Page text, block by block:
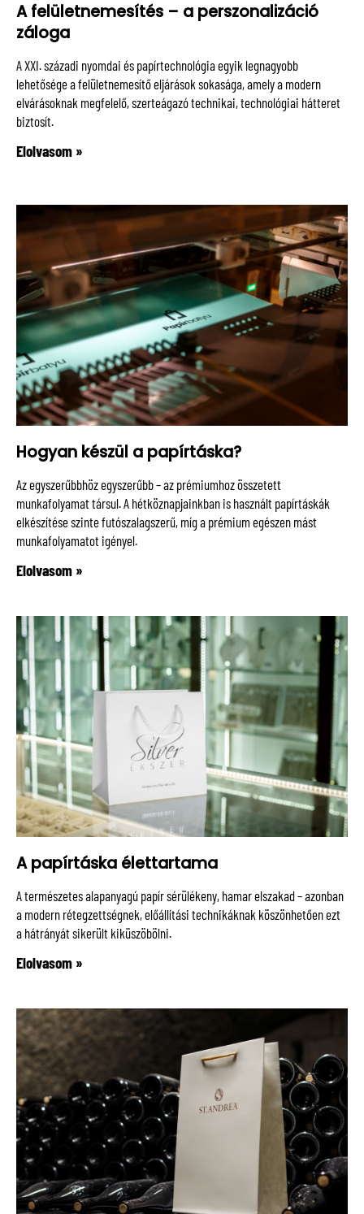
A felületnemesítés – a perszonalizáció
záloga
A XXI. századi nyomdai és papírtechnológia egyik legnagyobb
lehetősége a felületnemesítő eljárások sokasága, amely a modern
elvárásoknak megfelelő, szerteágazó technikai, technológiai hátteret
biztosít.
Elolvasom »
Hogyan készül a papírtáska?
Az egyszerűbbhöz egyszerűbb – az prémiumhoz összetett
munkafolyamat társul. A hétköznapjainkban is használt papírtáskák
elkészítése szinte futószalagszerű, míg a prémium egészen mást
munkafolyamatot igényel.
Elolvasom »
A papírtáska élettartama
A természetes alapanyagú papír sérülékeny, hamar elszakad – azonban
a modern rétegzettségnek, előállítási technikáknak köszönhetően ezt
a hátrányát sikerült kiküszöbölni.
Elolvasom »